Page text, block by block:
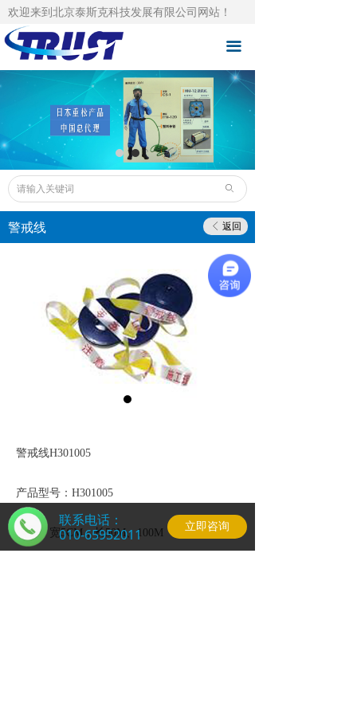
欢迎来到北京泰斯克科技发展有限公司网站！
끀
泰斯克首页
自主品牌
成功案例
技术支持
下载中心
泰斯克资讯
关于泰斯克
联系泰斯克
ꄙ
ꁣ 返回
警戒线
警戒线H301005
产品型号：H301005
规格：宽5CM，长50M、100M
联系电话：
010-65952011
立即咨询